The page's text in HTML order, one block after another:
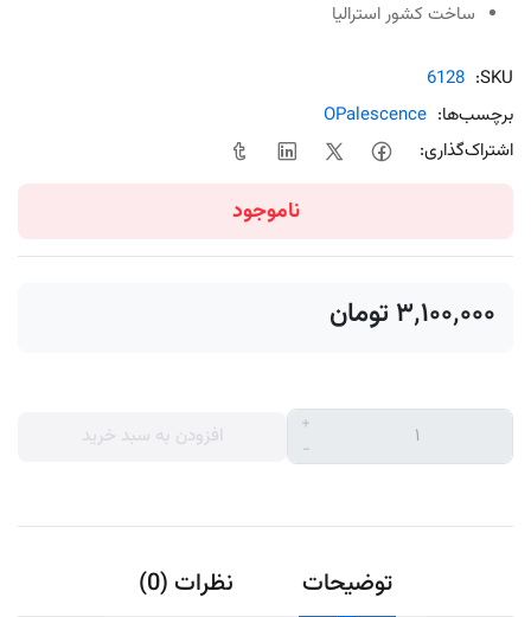
ساخت کشور استرالیا
SKU:
6128
برچسب‌ها: OPalescence
اشتراک‌گذاری:
ناموجود
‎ ۳٬۱۰۰٬۰۰۰تومان
-
+ افزودن به سبد خرید
توضیحات نظرات (0)